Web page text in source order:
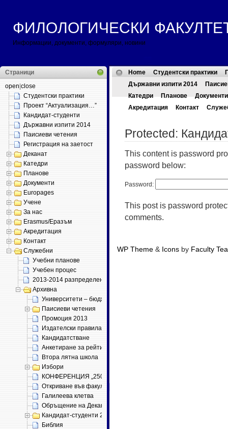
ФИЛОЛОГИЧЕСКИ ФАКУЛТЕТ
Информации, документи, формуляри, новини
Страници
open close
Студентски практики
Проект “Актуализация…”
Кандидат-студенти
Държавни изпити 2014
Паисиеви четения
Регистрация на заетост
Деканат
Катедри
Планове
Документи
Europages
Учене
За нас
Erasmus/Еразъм
Акредитация
Контакт
Служебни
Учебни планове
Учебен процес
2013-2014 разпределение
Архивна
Университети – бюджет 2011
Паисиеви четения
Промоция 2013
Издателски правила (проект)
Кандидатстване
Анкетиране за рейтинг
Втора лятна школа
Избори
КОНФЕРЕНЦИЯ „250 ГОДИНИ „ИСТОРИЯ
Откриване във факултета
Галилеева клетва
Обръщение на Декана
Кандидат-студенти 2013
Библия
Home Студентски практики
Държавни изпити 2014
Катедри
Планове
Документи
Акредитация
Контакт
Protected:
This content is password
password below:
Password:
This post is password
comments.
WP Theme & Icons by Faculty